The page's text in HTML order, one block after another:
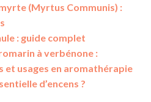
(Myrtus Communis) :
: guide complet
à verbénone :
usages en aromathérapie
d’encens ?